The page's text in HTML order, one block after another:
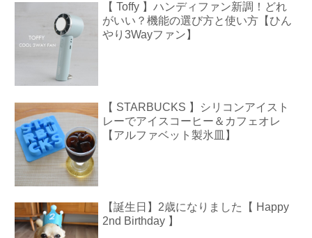
【 Toffy 】ハンディファン新調！どれ
がいい？機能の選び方と使い方【ひん
やり3Wayファン】
【 STARBUCKS 】シリコンアイスト
レーでアイスコーヒー＆カフェオレ
【アルファベット製氷皿】
【誕生日】2歳になりました【 Happy
2nd Birthday 】